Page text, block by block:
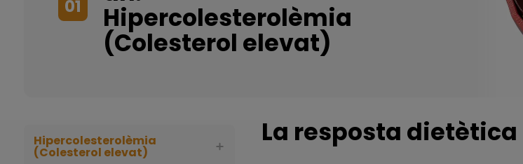
01 Hipercolesterolèmia
(Colesterol elevat)
Hipercolesterolèmia
(Colesterol elevat)
La resposta dietètica